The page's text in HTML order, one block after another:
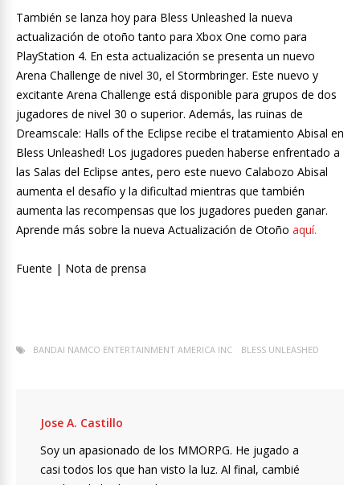
También se lanza hoy para Bless Unleashed la nueva
actualización de otoño tanto para Xbox One como para
PlayStation 4. En esta actualización se presenta un nuevo
Arena Challenge de nivel 30, el Stormbringer. Este nuevo y
excitante Arena Challenge está disponible para grupos de dos
jugadores de nivel 30 o superior. Además, las ruinas de
Dreamscale: Halls of the Eclipse recibe el tratamiento Abisal en
Bless Unleashed! Los jugadores pueden haberse enfrentado a
las Salas del Eclipse antes, pero este nuevo Calabozo Abisal
aumenta el desafío y la dificultad mientras que también
aumenta las recompensas que los jugadores pueden ganar.
Aprende más sobre la nueva Actualización de Otoño aquí.
Fuente | Nota de prensa
BANDAI NAMCO ENTERTAINMENT AMERICA INC BLESS UNLEASHED
Jose A. Castillo
Soy un apasionado de los MMORPG. He jugado a
casi todos los que han visto la luz. Al final, cambié